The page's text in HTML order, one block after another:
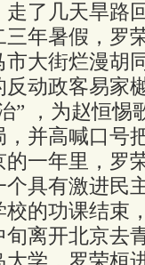
走了几天旱路
暑假，罗荣
市大街烂漫胡
反动政客易家
” ，为赵恒
，并高喊口号
年里，罗荣
个具有激进民
校的功课结束
旬离开北京去